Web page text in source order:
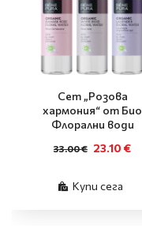
Сет „Розова
хармония“ от Био
Флорални води
23.10 €
33.00 €
Купи сега